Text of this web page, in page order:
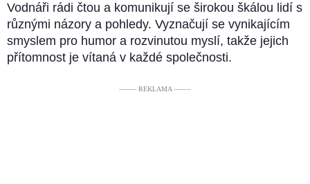
Vodnáři rádi čtou a komunikují se širokou škálou lidí s
různými názory a pohledy. Vyznačují se vynikajícím
smyslem pro humor a rozvinutou myslí, takže jejich
přítomnost je vítaná v každé společnosti.
––––– REKLAMA –––––